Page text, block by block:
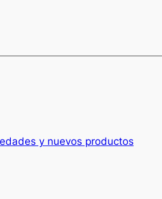
y nuevos productos